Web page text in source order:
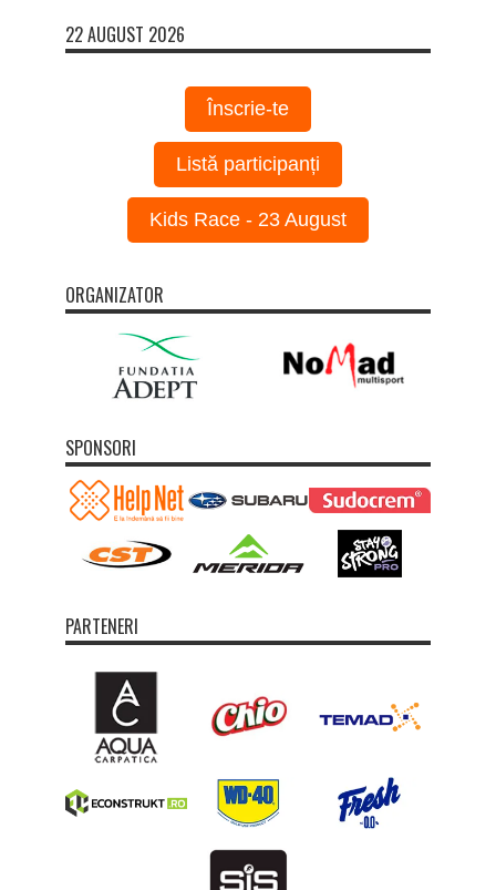
22 AUGUST 2026
Înscrie-te
Listă participanți
Kids Race - 23 August
ORGANIZATOR
SPONSORI
PARTENERI